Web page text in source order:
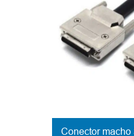
Conector